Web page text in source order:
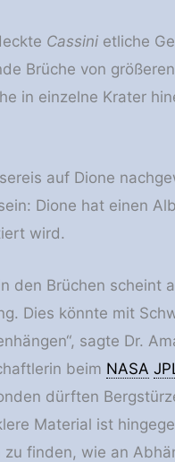
Cassinietliche
Brüche von
in einzelne Krater
auf Dione
Dione hat einen
wird.
den Brüchen scheint
Dies könnte mit
sagte Dr.
beim NASA
dürften
Material ist
zu finden, wie an